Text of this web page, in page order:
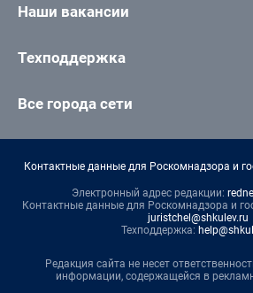
Наши вакансии
Техподдержка
Все города сети
Контактные данные для Роскомнадзора и
Электронный адрес редакции:
Контактные данные для Роскомнадзора и
juristchel@shkulev.ru
Техподдержка:
Редакция сайта не несет
информации, содержащейся в